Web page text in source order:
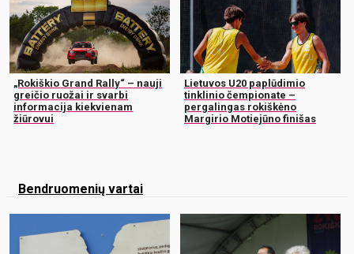
„Rokiškio Grand Rally“ – nauji
greičio ruožai ir svarbi
informacija kiekvienam
žiūrovui
Lietuvos U20 paplūdimio
tinklinio čempionate –
pergalingas rokiškėno
Margirio Motiejūno finišas
Bendruomenių vartai